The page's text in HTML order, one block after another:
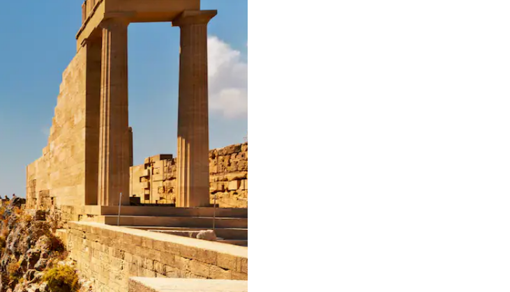
ir žemyn arba liesdami ir braukdami per ekraną.